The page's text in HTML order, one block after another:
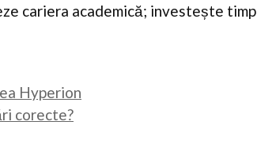
cariera academică; investește timp
Hyperion
corecte?